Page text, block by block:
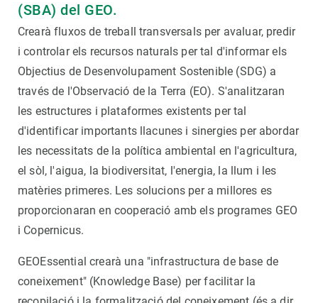
(SBA) del GEO.
Crearà fluxos de treball transversals per avaluar, predir
i controlar els recursos naturals per tal d'informar els
Objectius de Desenvolupament Sostenible (SDG) a
través de l'Observació de la Terra (EO). S'analitzaran
les estructures i plataformes existents per tal
d'identificar importants llacunes i sinergies per abordar
les necessitats de la política ambiental en l'agricultura,
el sòl, l'aigua, la biodiversitat, l'energia, la llum i les
matèries primeres. Les solucions per a millores es
proporcionaran en cooperació amb els programes GEO
i Copernicus.
GEOEssential crearà una "infrastructura de base de
coneixement" (Knowledge Base) per facilitar la